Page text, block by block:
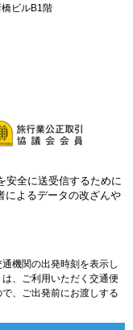
ビルB1階
安全に送受信するために
によるデータの改ざんや
機関の出発時刻を表示し
、ご利用いただく交通便
、ご出発前にお渡しする